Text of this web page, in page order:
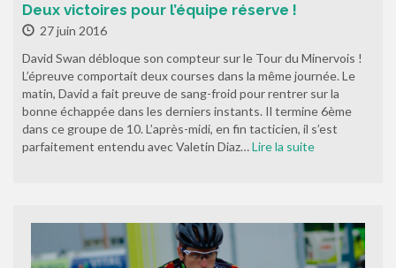
Deux victoires pour l’équipe réserve !
27 juin 2016
David Swan débloque son compteur sur le Tour du Minervois !
L’épreuve comportait deux courses dans la même journée. Le
matin, David a fait preuve de sang-froid pour rentrer sur la
bonne échappée dans les derniers instants. Il termine 6ème
dans ce groupe de 10. L’après-midi, en fin tacticien, il s’est
parfaitement entendu avec Valetin Diaz…Lire la suite